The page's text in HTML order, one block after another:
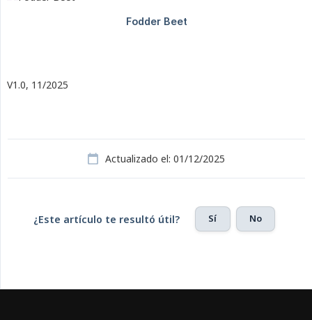
V1.0, 11/2025
Actualizado el: 01/12/2025
¿Este artículo te resultó útil? Sí No